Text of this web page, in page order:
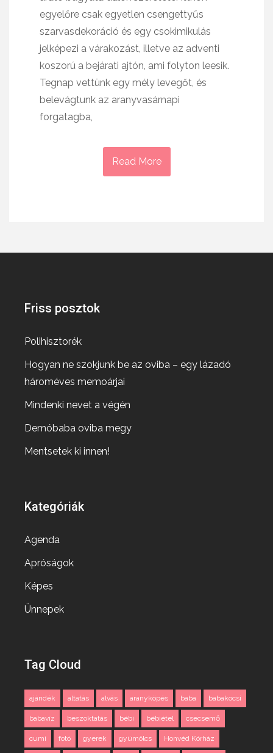
egyelőre csak egyetlen csengettyűs
szarvasdekoráció és egy csokimikulás
jelképezi a várakozást, illetve az adventi
koszorú a bejárati ajtón, ami folyton leesik.
Tegnap vettünk egy mély levegőt, és
belevágtunk az aranyvasárnapi
forgatagba,
Read More
Friss posztok
Polihisztorék
Hogyan ne szokjunk be az oviba – egy lázadó
hároméves memoárjai
Mindenki nevet a végén
Demóbaba oviba megy
Mentsetek ki innen!
Kategóriák
Agenda
Apróságok
Képes
Ünnepek
Tag Cloud
ajándék altatás alvás aranyköpés baba babakocsi
babavíz beszoktatás bébi bébiétel csecsemő
cumi fotó gyerek gyümölcs Honvéd Kórház